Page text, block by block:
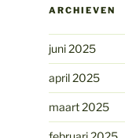
ARCHIEVEN
juni 2025
april 2025
maart 2025